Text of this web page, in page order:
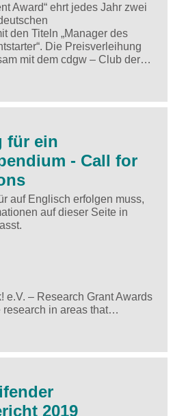
Award“ ehrt jedes Jahr zwei
den Titeln „Manager des
Die Preisverleihung
mit dem cdgw – Club der…
für ein
- Call for
auf Englisch erfolgen muss,
auf dieser Seite in
e.V. – Research Grant Awards
research in areas that…
2019